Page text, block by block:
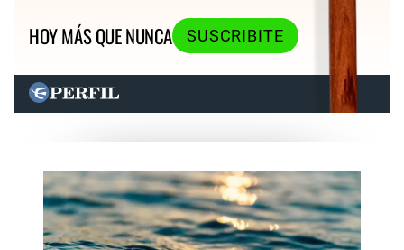
HOY MÁS QUE NUNCA
SUSCRIBITE